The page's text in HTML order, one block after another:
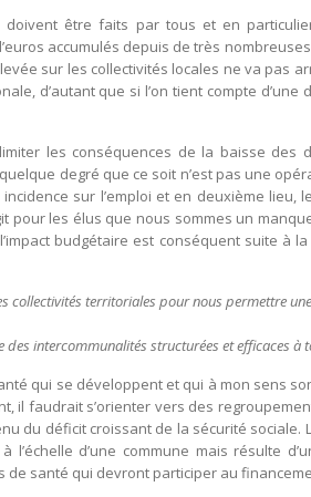
être faits par tous et en
accumulés depuis de très
sur les collectivités locales ne va pas
d’autant que si l’on tient compte d’une
les conséquences de la baisse des
degré que ce soit n’est pas une
sur l’emploi et en deuxième lieu,
pour les élus que nous sommes un
budgétaire est conséquent suite à
collectivités territoriales pour nous permettre
intercommunalités structurées et efficaces à
qui se développent et qui à mon sens
il faudrait s’orienter vers des
du déficit croissant de la sécurité sociale.
d’une commune mais résulte
santé qui devront participer au